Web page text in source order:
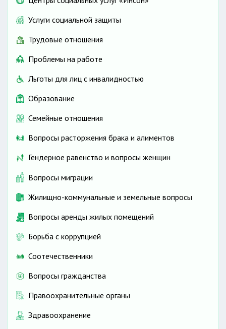
Услуги социальной защиты
Трудовые отношения
Проблемы на работе
Льготы для лиц с инвалидностью
Образование
Семейные отношения
Вопросы расторжения брака и алиментов
Гендерное равенство и вопросы женщин
Вопросы миграции
Жилищно-коммунальные и земельные вопросы
Вопросы аренды жилых помещений
Борьба с коррупцией
Соотечественники
Вопросы гражданства
Правоохранительные органы
Здравоохранение